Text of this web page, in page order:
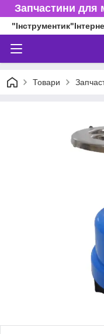
Запчастини для
Товари